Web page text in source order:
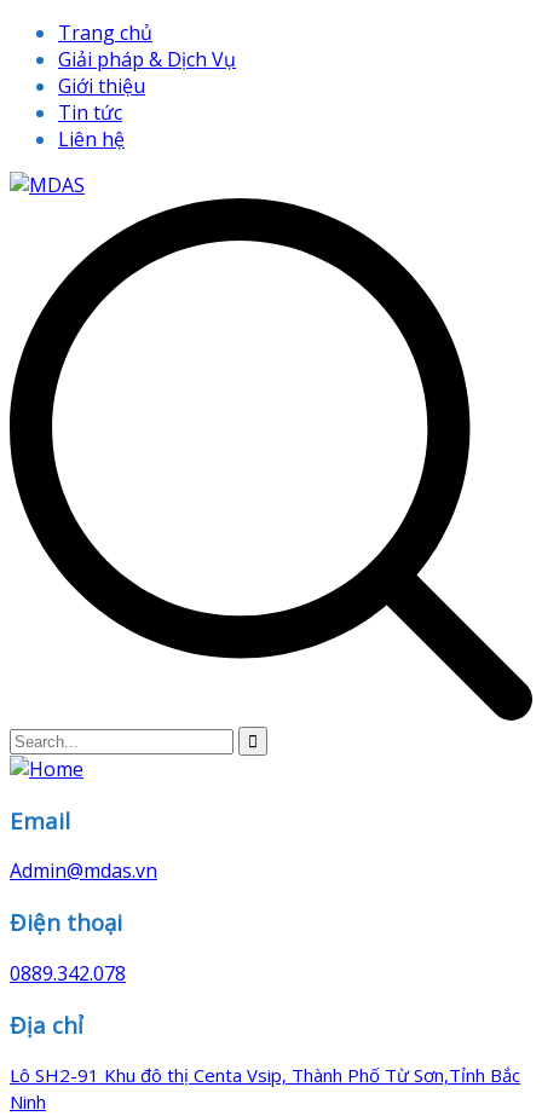
Trang chủ
Giải pháp & Dịch Vụ
Giới thiệu
Tin tức
Liên hệ
Email
Admin@mdas.vn
Điện thoại
0889.342.078
Địa chỉ
Lô SH2-91 Khu đô thị Centa Vsip, Thành Phố Từ Sơn,Tỉnh Bắc
Ninh